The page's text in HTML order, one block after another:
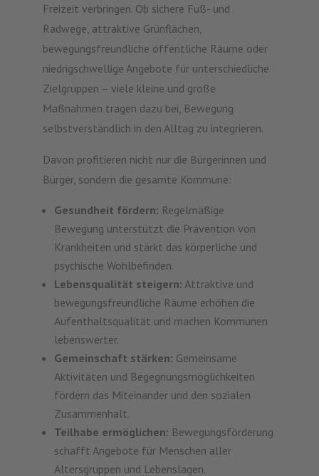
Freizeit verbringen. Ob sichere Fuß- und
Radwege, attraktive Grünflächen,
bewegungsfreundliche öffentliche Räume oder
niedrigschwellige Angebote für unterschiedliche
Zielgruppen – viele kleine und große
Maßnahmen tragen dazu bei, Bewegung
selbstverständlich in den Alltag zu integrieren.
Davon profitieren nicht nur die Bürgerinnen und
Bürger, sondern die gesamte Kommune:
Gesundheit fördern: Regelmäßige
Bewegung unterstützt die Prävention von
Krankheiten und stärkt das körperliche und
psychische Wohlbefinden.
Lebensqualität steigern: Attraktive und
bewegungsfreundliche Räume erhöhen die
Aufenthaltsqualität und machen Kommunen
lebenswerter.
Gemeinschaft stärken: Gemeinsame
Aktivitäten und Begegnungsmöglichkeiten
fördern das Miteinander und den sozialen
Zusammenhalt.
Teilhabe ermöglichen: Bewegungsförderung
schafft Angebote für Menschen aller
Altersgruppen und Lebenslagen.